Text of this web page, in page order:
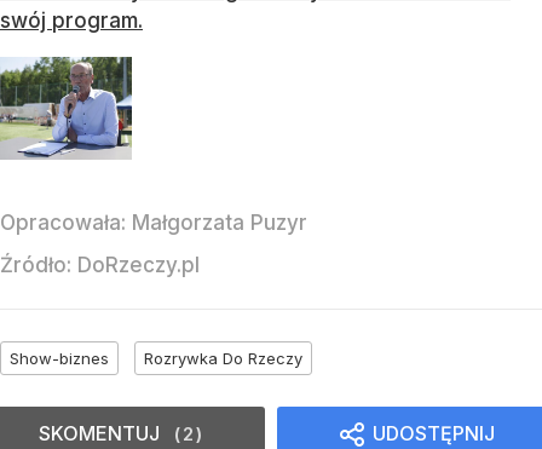
swój program.
Opracowała: Małgorzata Puzyr
Źródło: DoRzeczy.pl
Show-biznes Rozrywka Do Rzeczy
UDOSTĘPNIJ
SKOMENTUJ 2